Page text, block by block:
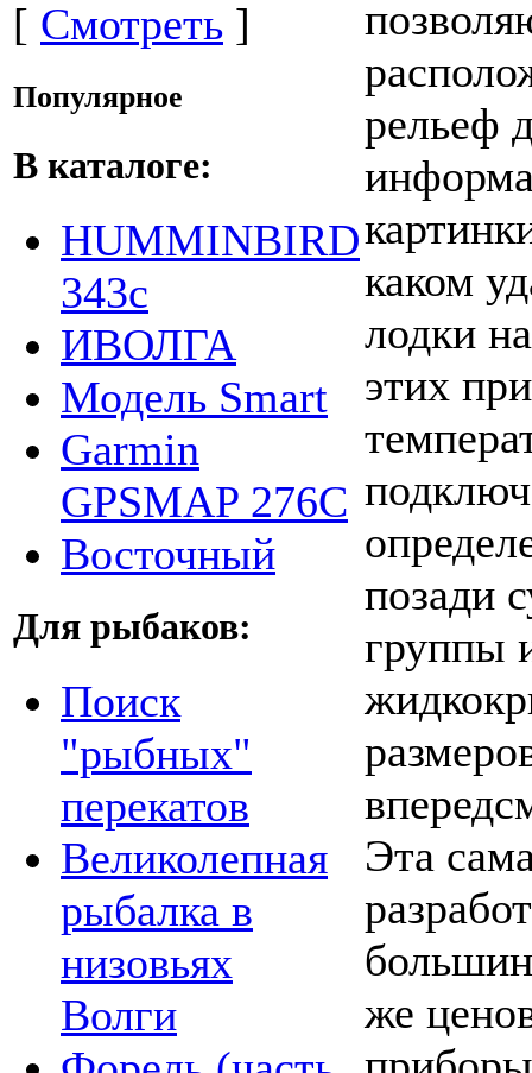
[ Смотреть ]
Популярное
В каталоге:
HUMMINBIRD
343c
ИВОЛГА
Модель Smart
Garmin
GPSMAP 276C
Восточный
Для рыбаков:
Поиск
"рыбных"
перекатов
Великолепная
рыбалка в
низовьях
Волги
рельеф
каком
лодки
этих
позади
группы
Эта
же